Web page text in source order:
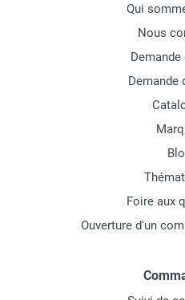
Qui
Nous
Demande
Demande
Foire aux
Ouverture d'un